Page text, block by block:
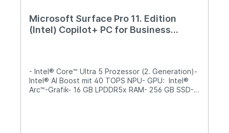
Microsoft Surface Pro 11. Edition
(Intel) Copilot+ PC for Business
- Intel® Core™ Ultra 5 Prozessor (2. Generation)-
Intel® AI Boost mit 40 TOPS NPU- GPU: Intel®
Arc™-Grafik- 16 GB LPDDR5x RAM- 256 GB SSD-